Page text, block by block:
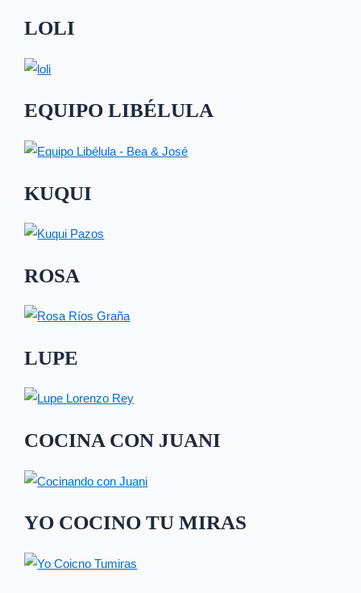
LOLI
EQUIPO LIBÉLULA
KUQUI
ROSA
LUPE
COCINA CON JUANI
YO COCINO TU MIRAS